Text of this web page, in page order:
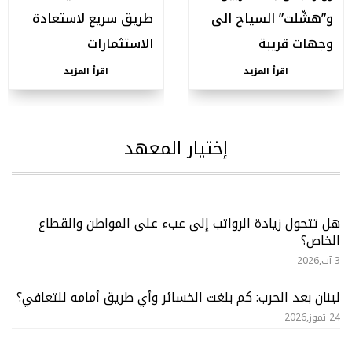
و”هشّلت” السياح الى
وجهات قريبة
اقرأ المزيد
طريق سريع لاستعادة
الاستثمارات
اقرأ المزيد
إختيار المعهد
هل تتحول زيادة الرواتب إلى عبء على المواطن والقطاع
الخاص؟
3 آب,2026
لبنان بعد الحرب: كم بلغت الخسائر وأي طريق أمامه للتعافي؟
24 تموز,2026